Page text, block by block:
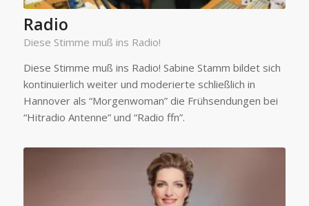
Radio
Diese Stimme muß ins Radio!
Diese Stimme muß ins Radio! Sabine Stamm bildet sich
kontinuierlich weiter und moderierte schließlich in
Hannover als “Morgenwoman” die Frühsendungen bei
“Hitradio Antenne” und “Radio ffn”.